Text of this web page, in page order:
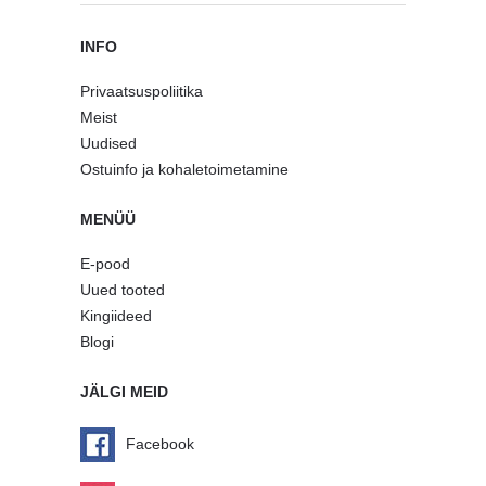
INFO
Privaatsuspoliitika
Meist
Uudised
Ostuinfo ja kohaletoimetamine
MENÜÜ
E-pood
Uued tooted
Kingiideed
Blogi
JÄLGI MEID
Facebook